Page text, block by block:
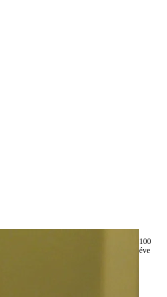
100
éve